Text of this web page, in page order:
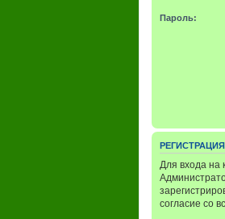
Пароль:
РЕГИСТРАЦИЯ
Для входа на
согласие со